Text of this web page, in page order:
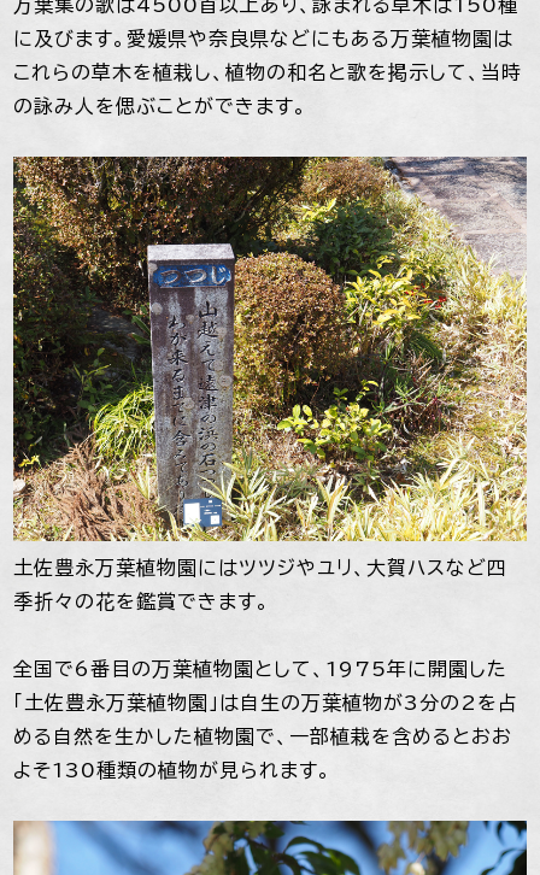
万葉集の歌は4500首以上あり、詠まれる草木は150種
に及びます。愛媛県や奈良県などにもある万葉植物園は
これらの草木を植栽し、植物の和名と歌を掲示して、当時
の詠み人を偲ぶことができます。
土佐豊永万葉植物園にはツツジやユリ、大賀ハスなど四
季折々の花を鑑賞できます。
全国で6番目の万葉植物園として、1975年に開園した
「土佐豊永万葉植物園」は自生の万葉植物が3分の2を占
める自然を生かした植物園で、一部植栽を含めるとおお
よそ130種類の植物が見られます。